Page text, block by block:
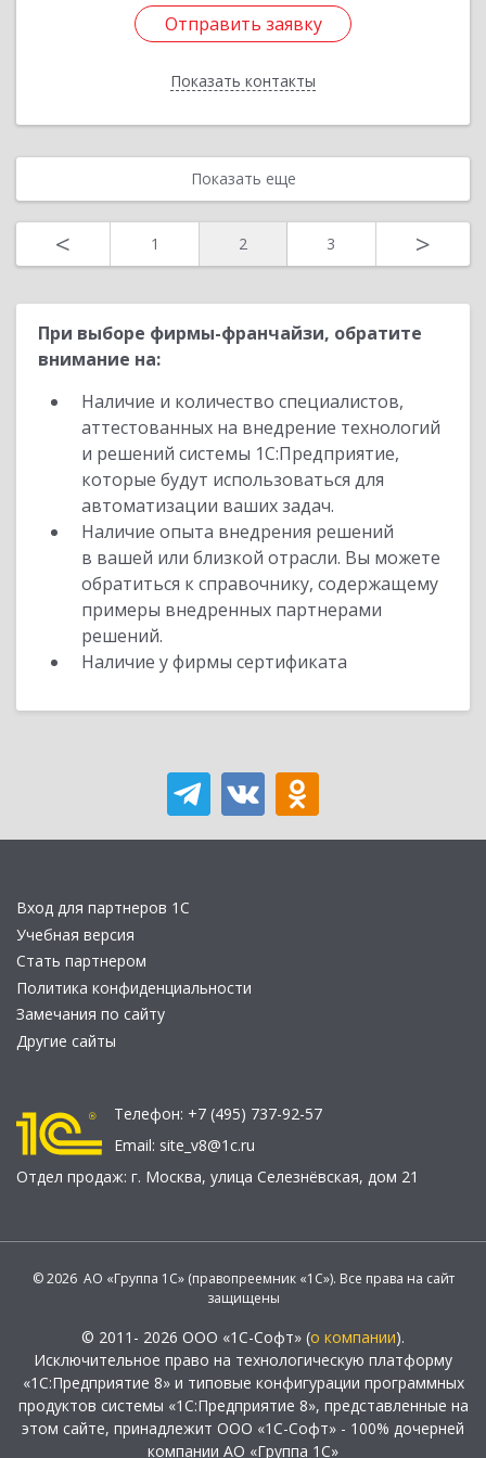
Отправить заявку
Показать контакты
Отправить заявку
Назад
Показать еще
< 1 2 3 >
При выборе фирмы-франчайзи, обратите
внимание на:
Наличие и количество специалистов,
аттестованных на внедрение технологий
и решений системы 1С:Предприятие,
которые будут использоваться для
автоматизации ваших задач.
Наличие опыта внедрения решений
в вашей или близкой отрасли. Вы можете
обратиться к справочнику, содержащему
примеры внедренных партнерами
решений.
Наличие у фирмы сертификата
Вход для партнеров 1С
Учебная версия
Стать партнером
Политика конфиденциальности
Замечания по сайту
Другие сайты
Телефон: +7 (495) 737-92-57
Email: site_v8@1c.ru
Отдел продаж: г. Москва, улица Селезнёвская, дом 21
© 2026 АО «Группа 1С» (правопреемник «1С»). Все права на сайт
защищены
© 2011- 2026 ООО «1С-Софт» (о компании).
Исключительное право на технологическую платформу
«1С:Предприятие 8» и типовые конфигурации программных
продуктов системы «1С:Предприятие 8», представленные на
этом сайте, принадлежит ООО «1С-Софт» - 100% дочерней
компании АО «Группа 1С»